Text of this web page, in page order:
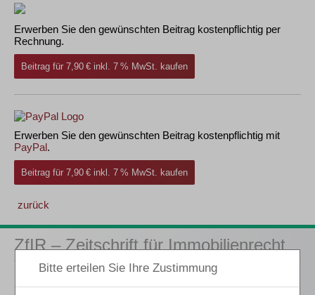
Erwerben Sie den gewünschten Beitrag kostenpflichtig per
Rechnung.
Beitrag für 7,90 € inkl. 7 % MwSt. kaufen
Erwerben Sie den gewünschten Beitrag kostenpflichtig mit
PayPal.
Beitrag für 7,90 € inkl. 7 % MwSt. kaufen
zurück
ZfIR – Zeitschrift für Immobilienrecht
inkl. 14 Tage